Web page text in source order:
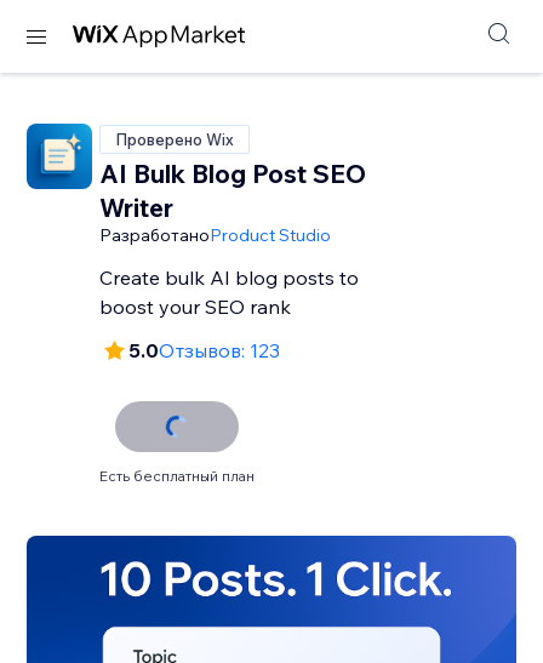
Проверено Wix
AI Bulk Blog Post SEO
Writer
РазработаноProduct Studio
Create bulk AI blog posts to
boost your SEO rank
5.0Отзывов: 123
Есть бесплатный план